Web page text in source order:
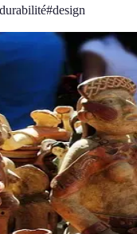
durabilité#design